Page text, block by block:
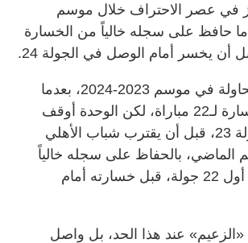
في عصر الاحتراف خلال موسم
بعدما حافظ على سجله خالياً من الخسارة
وأعاد الوصل المحاولة في موسم 2023-2024، بعدما
صمد من دون خسارة لـ22 مباراة، لكن الوحدة أوقف
مسيرته في الجولة 23، قبل أن يقترب شباب الأهلي
الماضي، بالحفاظ على سجله خالياً
من الهزائم خلال أول 22 جولة، قبل خسارته أمام
عند هذا الحد، بل واصل